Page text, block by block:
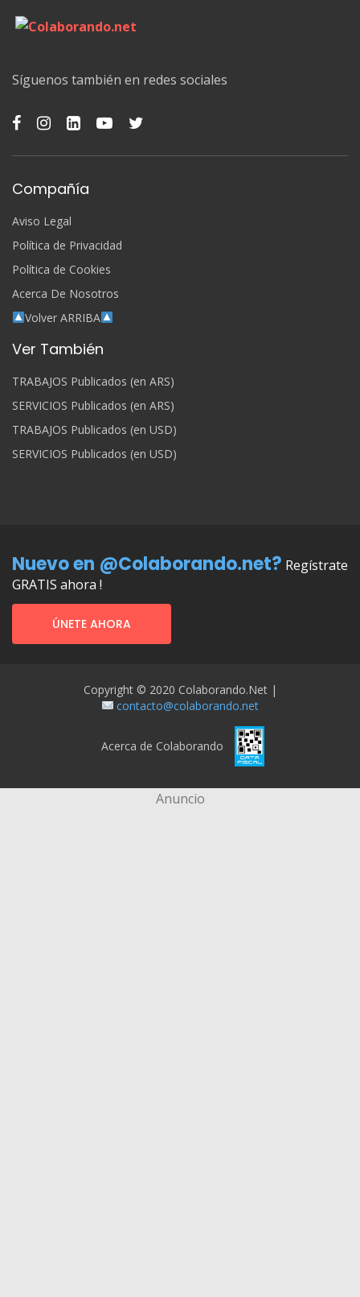
Síguenos también en redes sociales
Compañía
Aviso Legal
Política de Privacidad
Política de Cookies
Acerca De Nosotros
Volver ARRIBA
Ver También
TRABAJOS Publicados (en ARS)
SERVICIOS Publicados (en ARS)
TRABAJOS Publicados (en USD)
SERVICIOS Publicados (en USD)
Nuevo en @Colaborando.net? Regístrate
GRATIS ahora !
ÚNETE AHORA
Copyright © 2020 Colaborando.net |
contacto@colaborando.net
Acerca de Colaborando
Anuncio